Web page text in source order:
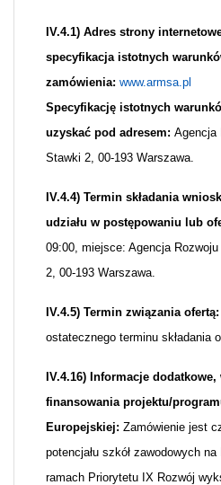
IV.4.1) Adres strony
specyfikacja istotnych
zamówienia: www.armsa.pl
Specyfikację istotnych
uzyskać pod adresem: Agencja
Stawki 2, 00-193 Warszawa.
IV.4.4) Termin składania
udziału w postępowaniu lub
09:00, miejsce: Agencja
2, 00-193 Warszawa.
IV.4.5) Termin związania ofertą:
ostatecznego terminu składania
IV.4.16) Informacje
finansowania projektu/
Europejskiej: Zamówienie jest
potencjału szkół zawodowych
ramach Priorytetu IX Rozwój